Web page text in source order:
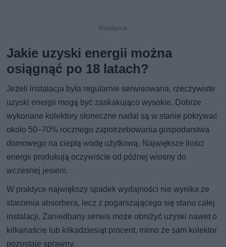
Jakie uzyski energii można
osiągnąć po 18 latach?
Jeżeli instalacja była regularnie serwisowana, rzeczywiste
uzyski energii mogą być zaskakująco wysokie. Dobrze
wykonane kolektory słoneczne nadal są w stanie pokrywać
około 50–70% rocznego zapotrzebowania gospodarstwa
domowego na ciepłą wodę użytkową. Największe ilości
energii produkują oczywiście od późnej wiosny do
wczesnej jesieni.
W praktyce największy spadek wydajności nie wynika ze
starzenia absorbera, lecz z pogarszającego się stanu całej
instalacji. Zaniedbany serwis może obniżyć uzyski nawet o
kilkanaście lub kilkadziesiąt procent, mimo że sam kolektor
pozostaje sprawny.